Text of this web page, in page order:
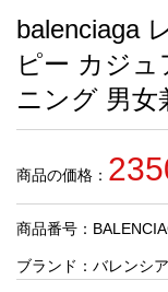
す
す
め
商
人
気
商
balenciaga
ピー カジ
ニング 男女
商品の価格：
商品番号：
ブランド： バレンシ